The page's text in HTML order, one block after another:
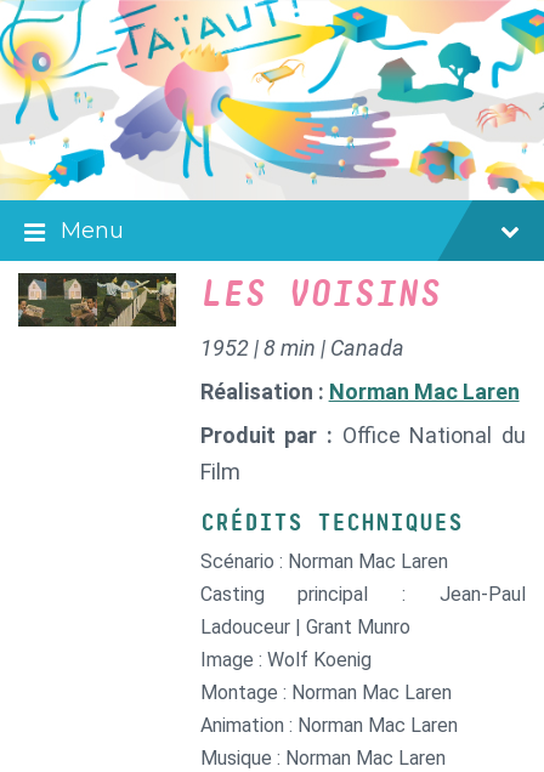
Skip
to
content
Skip
to
main
navigation
Skip
to
footer
Menu
LES VOISINS
1952 | 8 min | Canada
Réalisation : Norman Mac Laren
Produit par : Office National du
Film
CRÉDITS TECHNIQUES
Scénario : Norman Mac Laren
Casting principal : Jean-Paul
Ladouceur | Grant Munro
Image : Wolf Koenig
Montage : Norman Mac Laren
Animation : Norman Mac Laren
Musique : Norman Mac Laren